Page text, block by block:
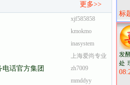
更多>>
xjf585858
kmokmo
inasystem
上海爱尚专业
美甲学校
话官方集团 zh7009
mmddyy
标
发
处